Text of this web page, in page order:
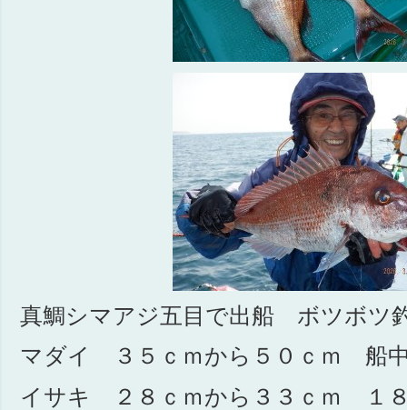
真鯛シマアジ五目で出船 ボツボツ
マダイ ３５ｃｍから５０ｃｍ 船
イサキ ２８ｃｍから３３ｃｍ １